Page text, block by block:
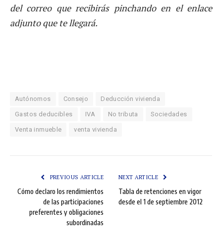
del correo que recibirás pinchando en el enlace
adjunto que te llegará.
Autónomos Consejo Deducción vivienda
Gastos deducibles IVA No tributa Sociedades
Venta inmueble venta vivienda
PREVIOUS ARTICLE
Cómo declaro los rendimientos
de las participaciones
preferentes y obligaciones
subordinadas
NEXT ARTICLE
Tabla de retenciones en vigor
desde el 1 de septiembre 2012